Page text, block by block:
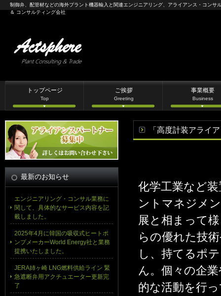
制御弁、配管材などの海外プラント機器輸入と関連エンジニアリング、アライアンス・コン
＆ コンサルティング会社
トップページ
Top
ご挨拶
Greeting
事業概要
Business
「高度計装アライ
化学工業など
ントマネジメ
展と相まって
らの優れた技
し、持てるポ
ん。個々の企
的な活動を行
最新のお知らせ
エンジニアリング・コンサル業務に
関して、具体的なサービス内容を記
載しました。
2025年4月に韓国の吸収式ヒートポ
ンプメーカーWorld Energy社と業務
提携いたしました。
JERA姉ヶ崎 LNG燃料供給ライン 緊
急遮断弁用アクチュエーター更新完
了